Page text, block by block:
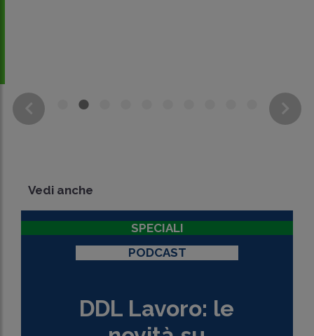
Vedi anche
SPECIALI
PODCAST
DDL Lavoro: le